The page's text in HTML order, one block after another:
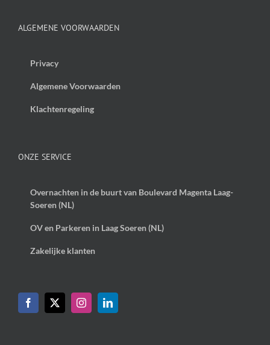
ALGEMENE VOORWAARDEN
Privacy
Algemene Voorwaarden
Klachtenregeling
ONZE SERVICE
Overnachten in de buurt van Boulevard Magenta Laag-
Soeren (NL)
OV en Parkeren in Laag Soeren (NL)
Zakelijke klanten